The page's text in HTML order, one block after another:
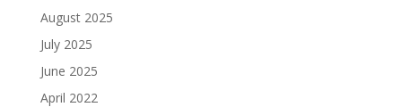
August 2025
July 2025
June 2025
April 2022